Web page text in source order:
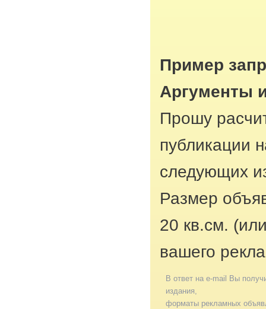
Пример
Аргументы
Прошу
публикации
следующих
Размер
20 кв.см.
вашего
В ответ на e-mail Вы
издания,
форматы рекламных